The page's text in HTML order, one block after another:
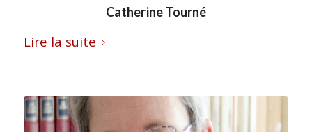
Catherine Tourné
Lire la suite